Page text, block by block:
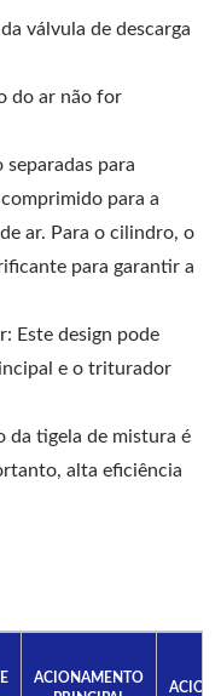
válvula de descarga
do ar não for
para
para a
ar. Para o cilindro, o
para garantir a
Este design pode
e o triturador
da tigela de mistura é
alta eficiência
ACIONAMENTO